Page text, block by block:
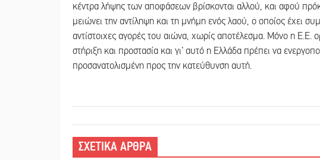
κέντρα λήψης των αποφάσεων βρίσκονται αλλού, και αφού
μειώνει την αντίληψη και τη μνήμη ενός λαού, ο οποίος έχει
αντίστοιχες αγορές του αιώνα, χωρίς αποτέλεσμα. Μόνο η Ε.Ε.
στήριξη και προστασία και γι’ αυτό η Ελλάδα πρέπει να
προσανατολισμένη προς την κατεύθυνση αυτή.
ΣΧΕΤΙΚΑ ΑΡΘΡΑ